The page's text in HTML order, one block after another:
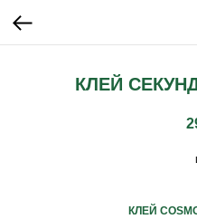
КЛЕЙ
КЛЕЙ